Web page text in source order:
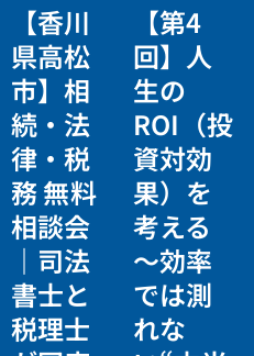
【香川
県高松
市】相
続・法
律・税
務 無料
相談会
｜司法
書士と
税理士
【第4
回】人
生の
ROI（投
資対効
果）を
考える
〜効率
では測
れな